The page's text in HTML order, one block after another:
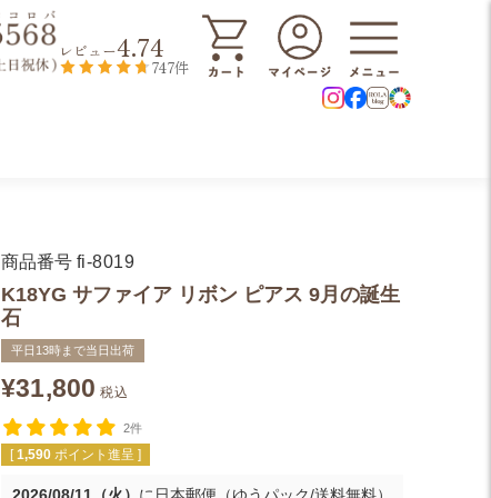
レビュー4.74
747件
商品番号 fi-8019
K18YG サファイア リボン ピアス 9月の誕生
石
平日13時まで当日出荷
¥31,800 税込
2件
[ 1,590 ポイント進呈 ]